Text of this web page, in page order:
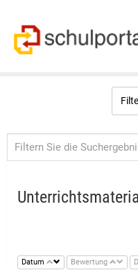
Datum Bewertung